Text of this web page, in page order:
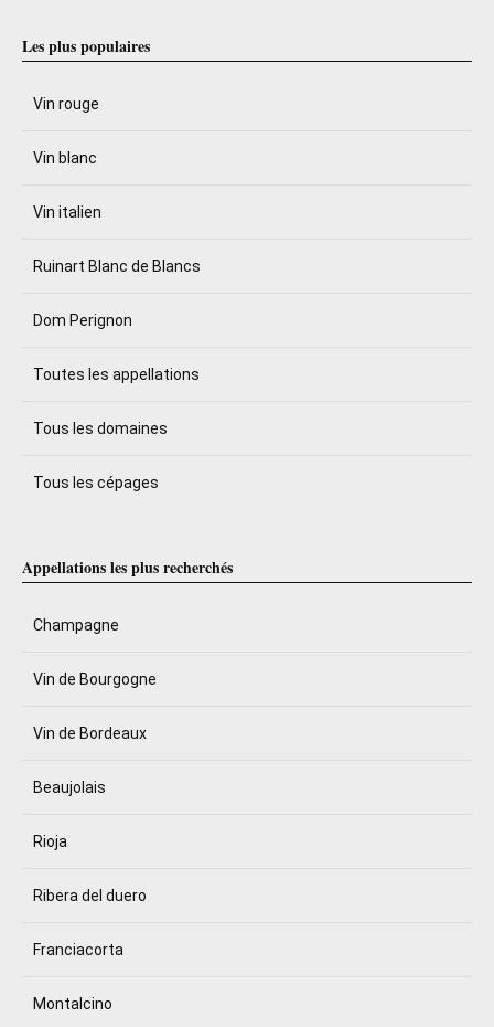
Les plus populaires
Vin rouge
Vin blanc
Vin italien
Ruinart Blanc de Blancs
Dom Perignon
Toutes les appellations
Tous les domaines
Tous les cépages
Appellations les plus recherchés
Champagne
Vin de Bourgogne
Vin de Bordeaux
Beaujolais
Rioja
Ribera del duero
Franciacorta
Montalcino